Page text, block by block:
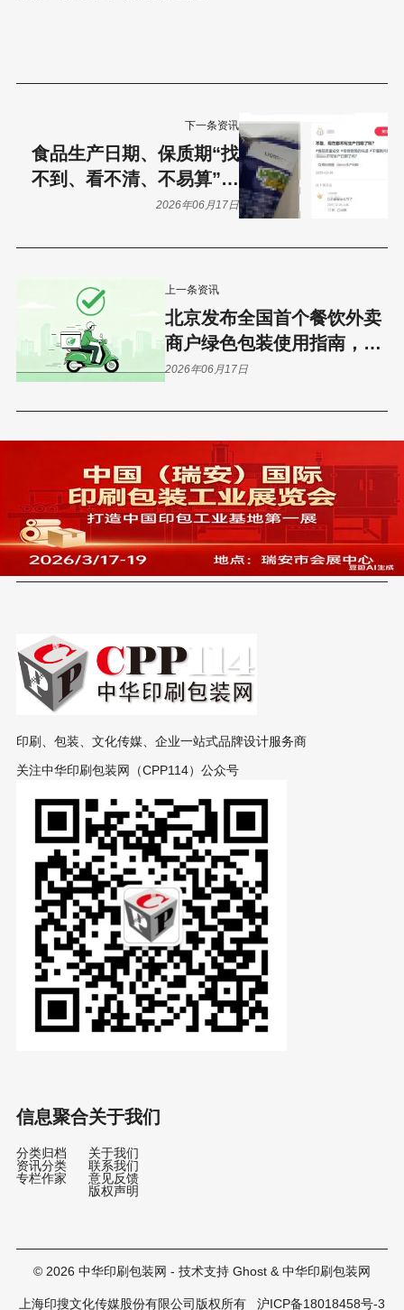
上一条资讯
北京发布全国首个餐饮外卖
商户绿色包装使用指南，9
月1日起实施
2026年06月17日
下一条资讯
食品生产日期、保质期“找
不到、看不清、不易算”？
新旧标签包装同台在售，日
新规过渡期引发消费困惑
2026年06月17日
印刷、包装、文化传媒、企业一站式品牌设计服务商
关注中华印刷包装网（CPP114）公众号
信息聚合
分类归档
资讯分类
专栏作家
关于我们
关于我们
联系我们
意见反馈
版权声明
© 2026 中华印刷包装网 - 技术支持 Ghost & 中华印刷包装网
上海印搜文化传媒股份有限公司版权所有 沪ICP备18018458号-3